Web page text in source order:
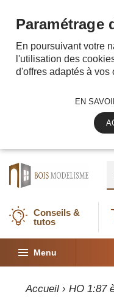
Conseils &
tutos
Menu
Accueil ›HO 1:87
Paramétrage
En poursuivant votre
l'utilisation des
d'offres adaptés à vos
EN